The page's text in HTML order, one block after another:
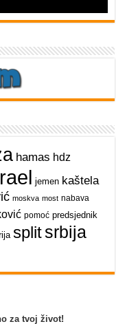
hamas hdz
jemen kaštela
moskva most nabava
pomoć predsjednik
splitsrbija
za tvoj život!